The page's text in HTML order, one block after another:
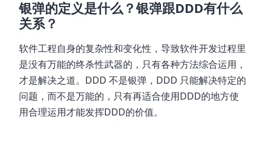
银弹的定义是什么？银弹跟DDD有什么
关系？
软件工程自身的复杂性和变化性，导致软件开发过程里
是没有万能的终杀性武器的，只有各种方法综合运用，
才是解决之道。DDD 不是银弹，DDD 只能解决特定的
问题，而不是万能的，只有再适合使用DDD的地方使
用合理运用才能发挥DDD的价值。